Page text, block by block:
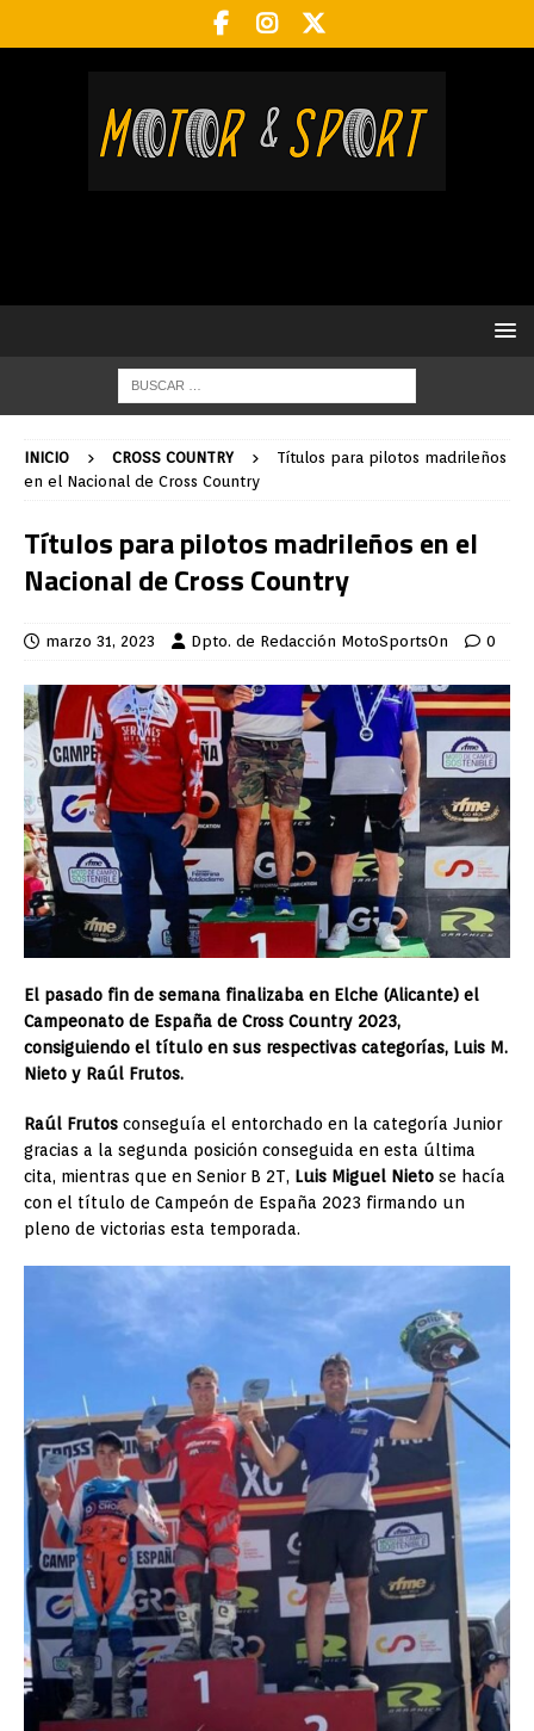
INICIO CROSS COUNTRY
Títulos para pilotos madrileños
en el Nacional de Cross Country
Títulos para pilotos madrileños en el
Nacional de Cross Country
marzo 31, 2023 Dpto. de Redacción MotoSportsOn 0
El pasado fin de semana finalizaba en Elche (Alicante) el
Campeonato de España de Cross Country 2023,
consiguiendo el título en sus respectivas categorías, Luis M.
Nieto y Raúl Frutos.
Raúl Frutos conseguía el entorchado en la categoría Junior
gracias a la segunda posición conseguida en esta última
cita, mientras que en Senior B 2T, Luis Miguel Nieto se hacía
con el título de Campeón de España 2023 firmando un
pleno de victorias esta temporada.